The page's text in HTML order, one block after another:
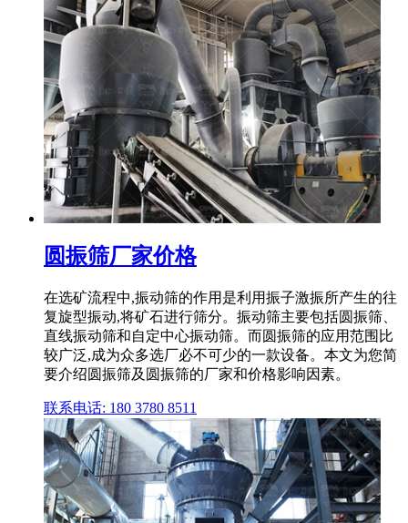
圆振筛厂家价格
在选矿流程中,振动筛的作用是利用振子激振所产生的往
复旋型振动,将矿石进行筛分。振动筛主要包括圆振筛、
直线振动筛和自定中心振动筛。而圆振筛的应用范围比
较广泛,成为众多选厂必不可少的一款设备。本文为您简
要介绍圆振筛及圆振筛的厂家和价格影响因素。
联系电话: 180 3780 8511